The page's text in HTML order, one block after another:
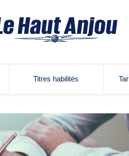
Titres habilités